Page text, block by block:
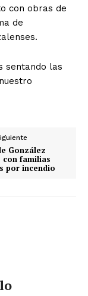
con obras de
de
sentando las
González
familias
por incendio